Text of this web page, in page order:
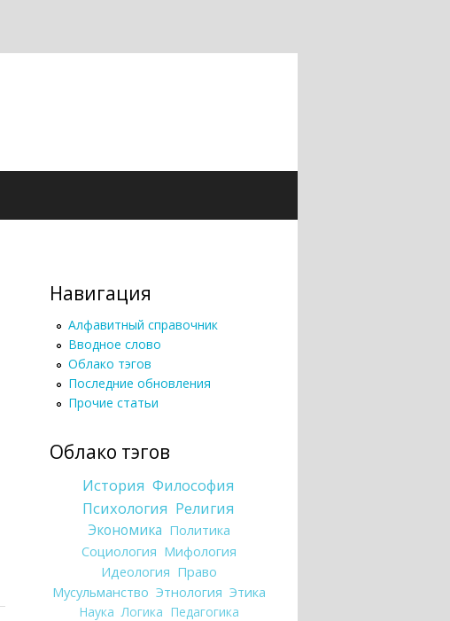
Навигация
Алфавитный справочник
Вводное слово
Облако тэгов
Последние обновления
Прочие статьи
Облако тэгов
История Философия
Психология Религия
Экономика Политика
Социология Мифология
Идеология Право
Мусульманство Этнология Этика
Наука Логика Педагогика